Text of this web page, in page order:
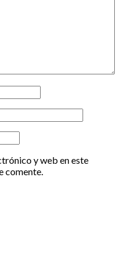
y web en este
comente.